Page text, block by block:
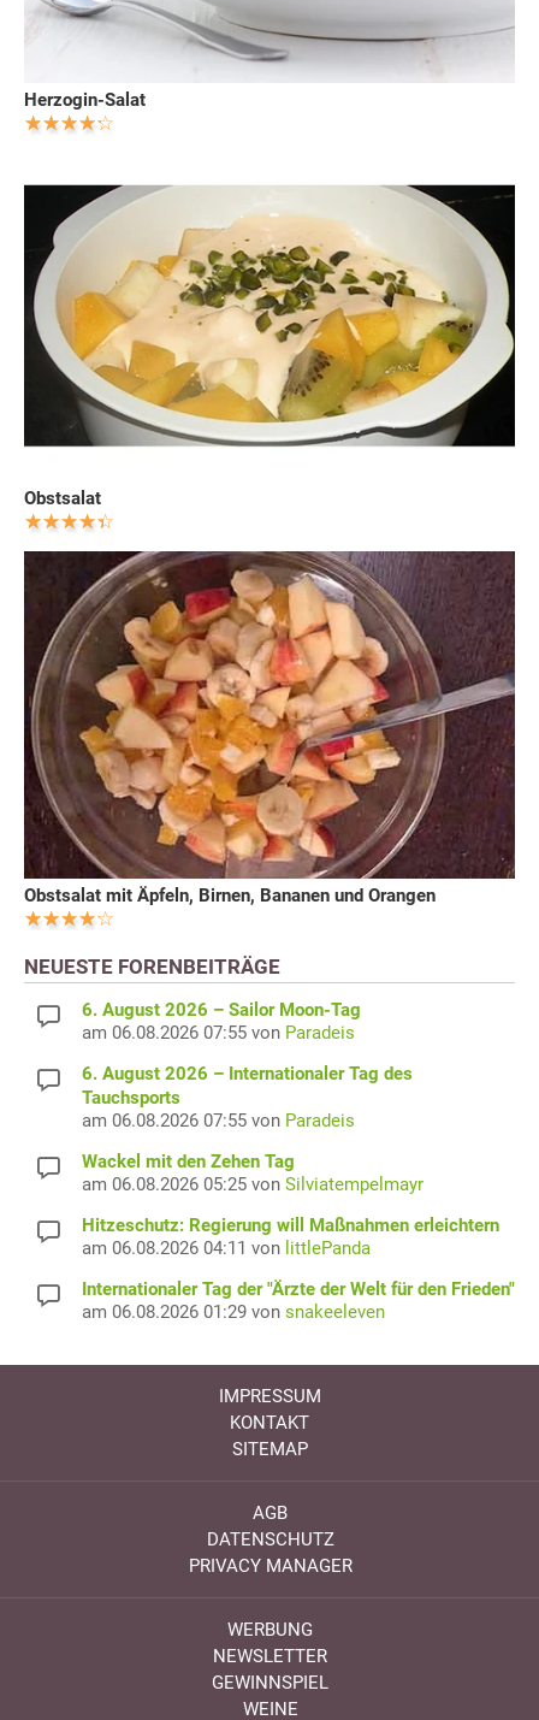
Herzogin-Salat
Obstsalat
Obstsalat mit Äpfeln, Birnen, Bananen und Orangen
NEUESTE FORENBEITRÄGE
6. August 2026 – Sailor Moon-Tag
am 06.08.2026 07:55 von Paradeis
6. August 2026 – Internationaler Tag des
Tauchsports
am 06.08.2026 07:55 von Paradeis
Wackel mit den Zehen Tag
am 06.08.2026 05:25 von Silviatempelmayr
Hitzeschutz: Regierung will Maßnahmen erleichtern
am 06.08.2026 04:11 von littlePanda
Internationaler Tag der "Ärzte der Welt für den Frieden"
am 06.08.2026 01:29 von snakeeleven
IMPRESSUM
KONTAKT
SITEMAP
AGB
DATENSCHUTZ
PRIVACY MANAGER
WERBUNG
NEWSLETTER
GEWINNSPIEL
WEINE